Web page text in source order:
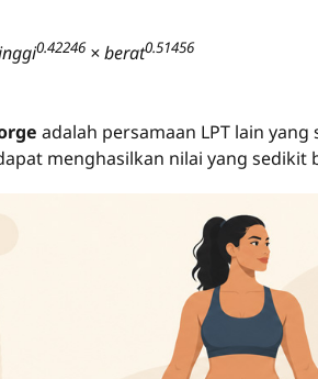
0.42246 × berat0.51456
adalah persamaan LPT lain
menghasilkan nilai yang